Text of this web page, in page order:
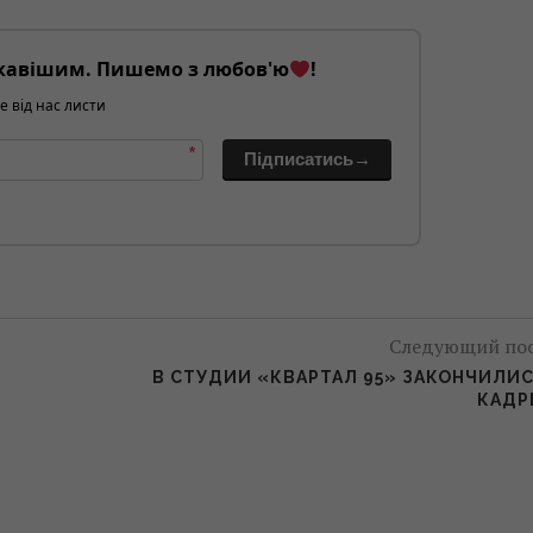
Пишемо з любов'ю !
від нас листи
* Підписатись→
Следующий
В СТУДИИ «КВАРТАЛ 95»